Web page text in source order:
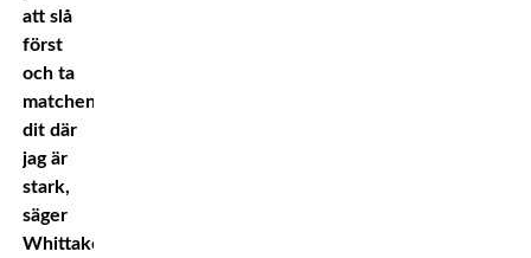
att slå
först
och ta
matchen
dit där
jag är
stark,
säger
Whittaker.